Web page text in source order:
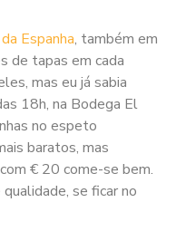
Espanha, também em
de tapas em cada
mas eu já sabia
18h, na Bodega El
no espeto
baratos, mas
€ 20 come-se bem.
se ficar no